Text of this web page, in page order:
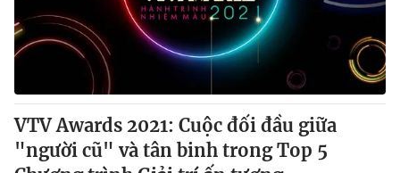
VTV Awards 2021: Cuộc đối đầu giữa
"người cũ" và tân binh trong Top 5